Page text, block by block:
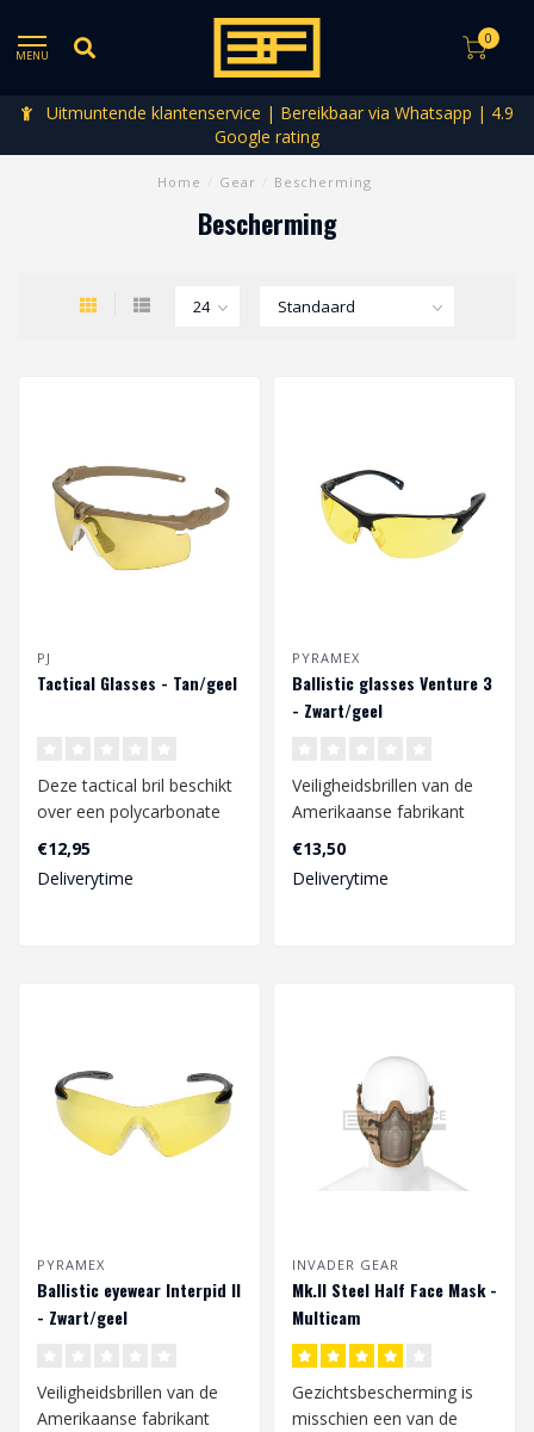
MENU
0
Uitmuntende klantenservice | Bereikbaar via Whatsapp | 4.9
Google rating
Home Gear Bescherming
Bescherming
PJ
Tactical Glasses - Tan/geel
Deze tactical bril beschikt
over een polycarbonate
vizier en een TPU frame.
Teve..
€12,95
Deliverytime
PYRAMEX
Ballistic glasses Venture 3
- Zwart/geel
Veiligheidsbrillen van de
Amerikaanse fabrikant
PYRAMEX, bieden 100%
oogbescherm..
€13,50
Deliverytime
PYRAMEX
Ballistic eyewear Interpid II
- Zwart/geel
Veiligheidsbrillen van de
Amerikaanse fabrikant
INVADER GEAR
Mk.II Steel Half Face Mask -
Multicam
Gezichtsbescherming is
misschien een van de